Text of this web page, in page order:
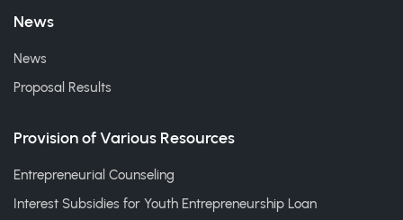
News
News
Proposal Results
Provision of Various Resources
Entrepreneurial Counseling
Interest Subsidies for Youth Entrepreneurship Loan